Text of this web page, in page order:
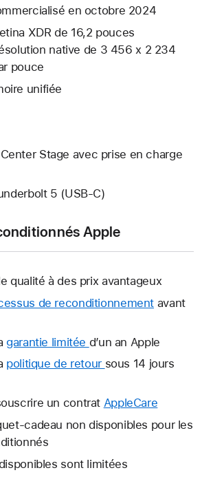
en octobre 2024
XDR de 16,2 pouces
native de 3 456 x 2 234
pouce
unifiée
Stage avec prise en charge
5 (USB‑C)
Apple
qualité à des prix avantageux
de reconditionnement avant
garantie limitée Une
nouvelle
d’un an Apple
politique de retour Une
fenêtre
sous 14 jours
un contrat AppleCare
nouvelle
cadeau non disponibles pour les
sont limitées